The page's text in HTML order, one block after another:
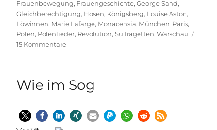
Frauenbewegung, Frauengeschichte,George Sand,
Gleichberechtigung, Hosen, Königsberg, Louise Aston,
Löwinnen, Marie Lafarge, Monacensia, München, Paris,
Polen, Polenlieder, Revolution,Suffragetten,Warschau
15 Kommentarezu
Hosen
Wie im Sog